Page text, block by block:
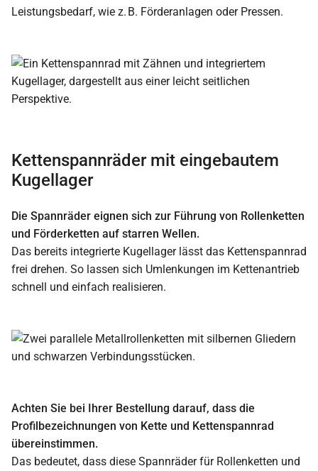
Leistungsbedarf, wie z. B. Förderanlagen oder Pressen.
Kettenspannräder mit eingebautem
Kugellager
Die Spannräder eignen sich zur Führung von Rollenketten
und Förderketten auf starren Wellen.
Das bereits integrierte Kugellager lässt das Kettenspannrad
frei drehen. So lassen sich Umlenkungen im Kettenantrieb
schnell und einfach realisieren.
Achten Sie bei Ihrer Bestellung darauf, dass die
Profilbezeichnungen von Kette und Kettenspannrad
übereinstimmen.
Das bedeutet, dass diese Spannräder für Rollenketten und